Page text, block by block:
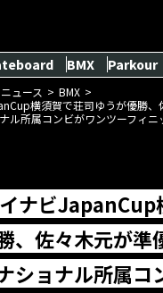
BMX Parkour
ュース
BMX
横須賀で荘司ゆうが優勝、
ル所属コンビがワンツーフィニ
イナビ
、佐々木元が準
ショナル所属コ